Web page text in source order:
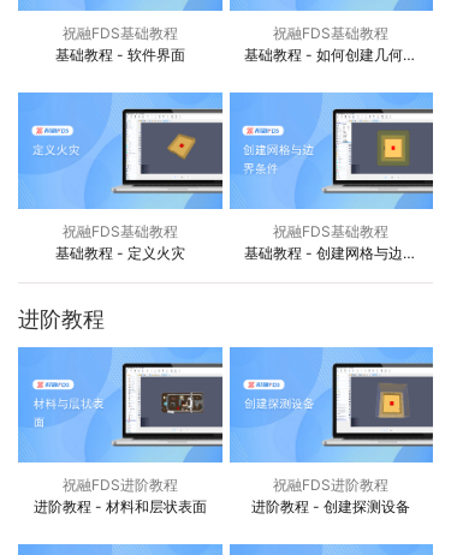
祝融FDS进阶教程
进阶教程 - 材料和层状表面
祝融FDS进阶教程
进阶教程 - 创建探测设备
祝融FDS基础教程
基础教程 - 软件界面
祝融FDS基础教程
基础教程 - 如何创建几何模
祝融FDS基础教程
基础教程 - 定义火灾
祝融FDS基础教程
基础教程 - 创建网格与边界
进阶教程